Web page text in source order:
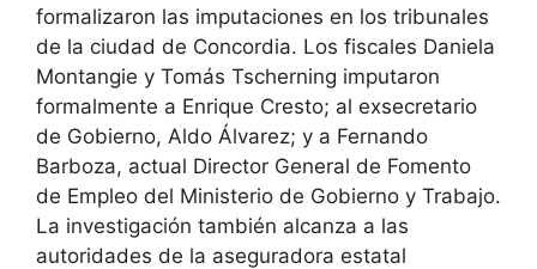
formalizaron las imputaciones en los tribunales
de la ciudad de Concordia. Los fiscales Daniela
Montangie y Tomás Tscherning imputaron
formalmente a Enrique Cresto; al exsecretario
de Gobierno, Aldo Álvarez; y a Fernando
Barboza, actual Director General de Fomento
de Empleo del Ministerio de Gobierno y Trabajo.
La investigación también alcanza a las
autoridades de la aseguradora estatal